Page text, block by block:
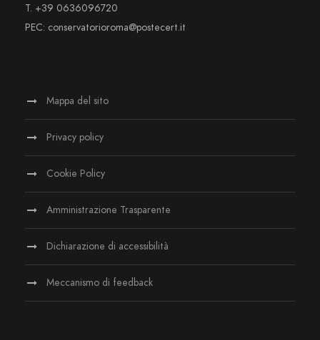
T. +39 0636096720
PEC: conservatorioroma@postecert.it
Mappa del sito
Privacy policy
Cookie Policy
Amministrazione Trasparente
Dichiarazione di accessibilità
Meccanismo di feedback